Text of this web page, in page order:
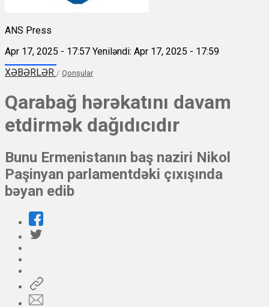
ANS Press
Apr 17, 2025 - 17:57 Yeniləndi: Apr 17, 2025 - 17:59
XƏBƏRLƏR / Qonşular
Qarabağ hərəkatını davam
etdirmək dağıdıcıdır
Bunu Ermenistanın baş naziri Nikol
Paşinyan parlamentdəki çıxışında
bəyan edib